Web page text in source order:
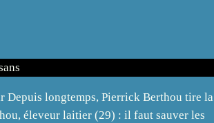
Depuis longtemps, Pierrick Berthou tire la
éleveur laitier (29) : il faut sauver les